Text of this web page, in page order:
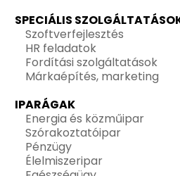
SPECIÁLIS
Szoftverfejlesztés
HR feladatok
Fordítási szolgáltatások
Márkaépítés, marketing
IPARÁGAK
Energia és közműipar
Szórakoztatóipar
Pénzügy
Élelmiszeripar